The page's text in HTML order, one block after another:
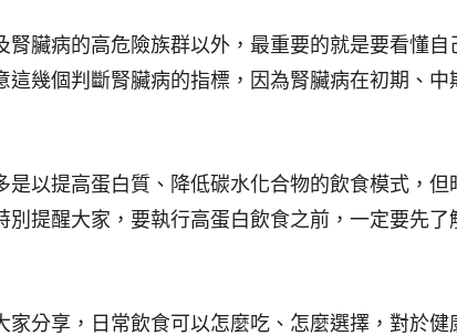
臟病的高危險族群以外，最重要的就是要看懂自
幾個判斷腎臟病的指標，因為腎臟病在初期、中
以提高蛋白質、降低碳水化合物的飲食模式，但
提醒大家，要執行高蛋白飲食之前，一定要先了
分享，日常飲食可以怎麼吃、怎麼選擇，對於健